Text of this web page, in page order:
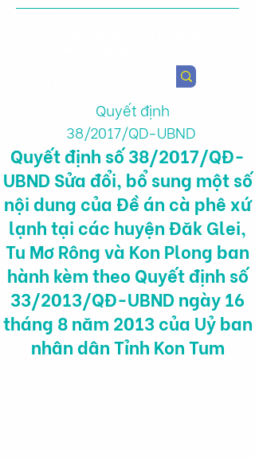
Quyết định
38/2017/QD-UBND
Quyết định số 38/2017/QĐ-
UBND Sửa đổi, bổ sung một số
nội dung của Đề án cà phê xứ
lạnh tại các huyện Đăk Glei,
Tu Mơ Rông và Kon Plong ban
hành kèm theo Quyết định số
33/2013/QĐ-UBND ngày 16
tháng 8 năm 2013 của Uỷ ban
nhân dân Tỉnh Kon Tum